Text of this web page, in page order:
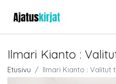
Ilmari Kianto :
Etusivu Ilmari Kianto : Valitut